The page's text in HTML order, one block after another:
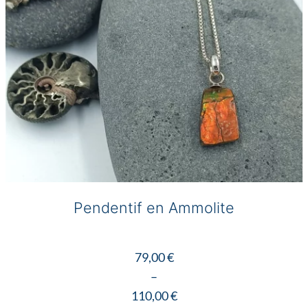
la
page
du
produit
Pendentif en Ammolite
79,00€
–
110,00€